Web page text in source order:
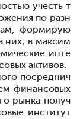
учесть т
по разн
формирую
них; в максим
инте
активов.
посреднич
финансовых
рынка получ
институт